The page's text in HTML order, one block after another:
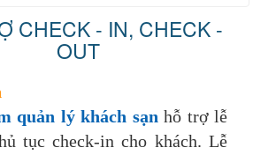
CHECK - IN, CHECK -
OUT
quản lý khách sạn hỗ trợ lễ
tục check-in cho khách. Lễ